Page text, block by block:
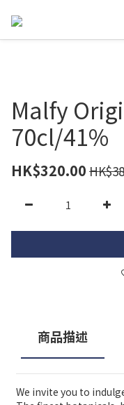
Malfy
70cl/41%
HK$320.00
商品描述
We invite you to